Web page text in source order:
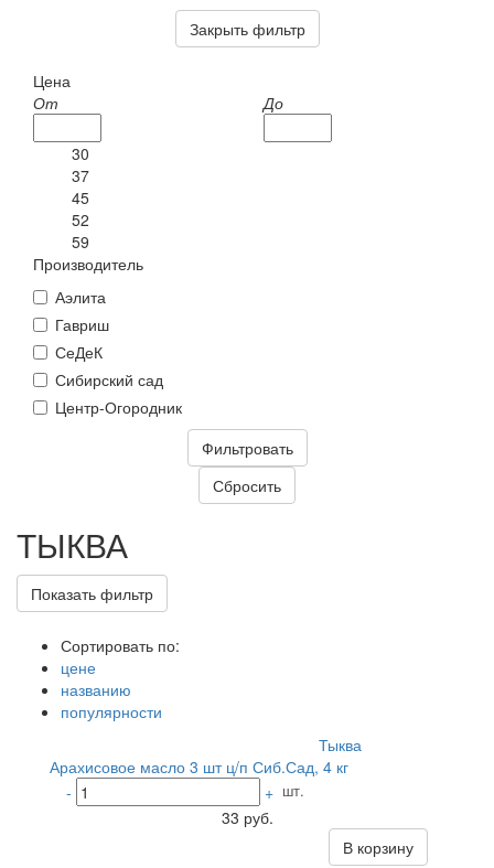
Закрыть фильтр
Цена
От
До
30
37
45
52
59
Производитель
Аэлита
Гавриш
СеДеК
Сибирский сад
Центр-Огородник
ТЫКВА
Показать фильтр
Сортировать по:
цене
названию
популярности
Тыква
Арахисовое масло 3 шт ц/п Сиб.Сад, 4 кг
-
+ шт.
33 руб.
В корзину